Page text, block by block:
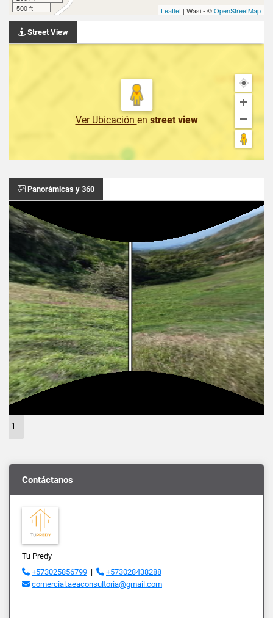
500 ft
Leaflet | Wasi - ©OpenStreetMap
Street View
Ver Ubicación en street view
Panorámicas y 360
1
Contáctanos
Tu Predy
+573025856799 |
+573028438288
comercial.aeaconsultoria@gmail.com